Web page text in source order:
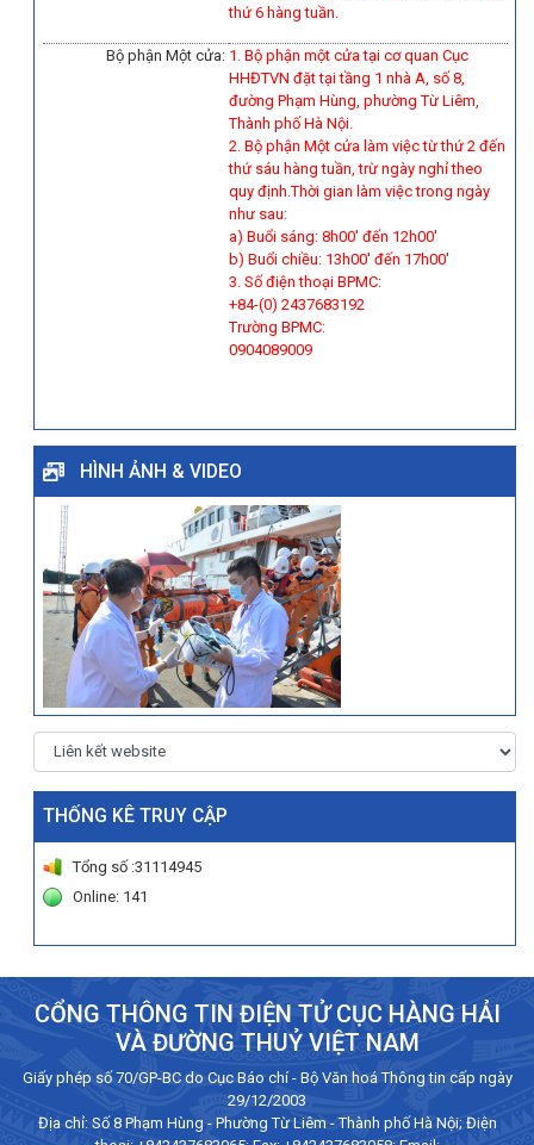
thứ 6 hàng tuần.
Bộ phận Một cửa: 1. Bộ phận một cửa tại cơ quan Cục
HHĐTVN đặt tại tầng 1 nhà A, số 8,
đường Phạm Hùng, phường Từ Liêm,
Thành phố Hà Nội.
2. Bộ phận Một cửa làm việc từ thứ 2 đến
thứ sáu hàng tuần, trừ ngày nghỉ theo
quy định.Thời gian làm việc trong ngày
như sau:
a) Buổi sáng: 8h00' đến 12h00'
b) Buổi chiều: 13h00' đến 17h00'
3. Số điện thoại BPMC:
+84-(0) 2437683192
Trường BPMC:
0904089009
HÌNH ẢNH & VIDEO
THỐNG KÊ TRUY CẬP
Tổng số :31114945
Online: 141
CỔNG THÔNG TIN ĐIỆN TỬ CỤC HÀNG HẢI
VÀ ĐƯỜNG THUỶ VIỆT NAM
Giấy phép số 70/GP-BC do Cục Báo chí - Bộ Văn hoá Thông tin cấp ngày
29/12/2003
Địa chỉ: Số 8 Phạm Hùng - Phường Từ Liêm - Thành phố Hà Nội; Điện